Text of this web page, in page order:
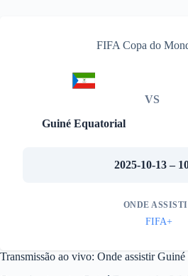
FIFA Copa do
Guiné Equatorial
VS
2025-10-13 –
ONDE
FIFA+
Transmissão ao vivo: Onde assistir